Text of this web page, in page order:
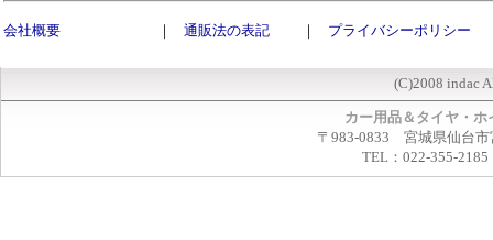
会社概要 ｜ 通販法の表記 ｜ プライバシーポリシー
(C)2008 indac
カー用品＆タイヤ・
〒983-0833 宮城県仙台市
TEL：022-355-